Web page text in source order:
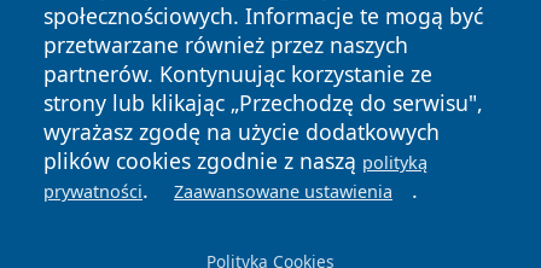
społecznościowych. Informacje te mogą być
przetwarzane również przez naszych
partnerów. Kontynuując korzystanie ze
strony lub klikając „Przechodzę do serwisu",
wyrażasz zgodę na użycie dodatkowych
plików cookies zgodnie z naszą polityką
prywatności. Zaawansowane ustawienia .
Polityka Cookies
Copyright © 2026 halotorun.pl Wszystkie prawa zastrzeżone.